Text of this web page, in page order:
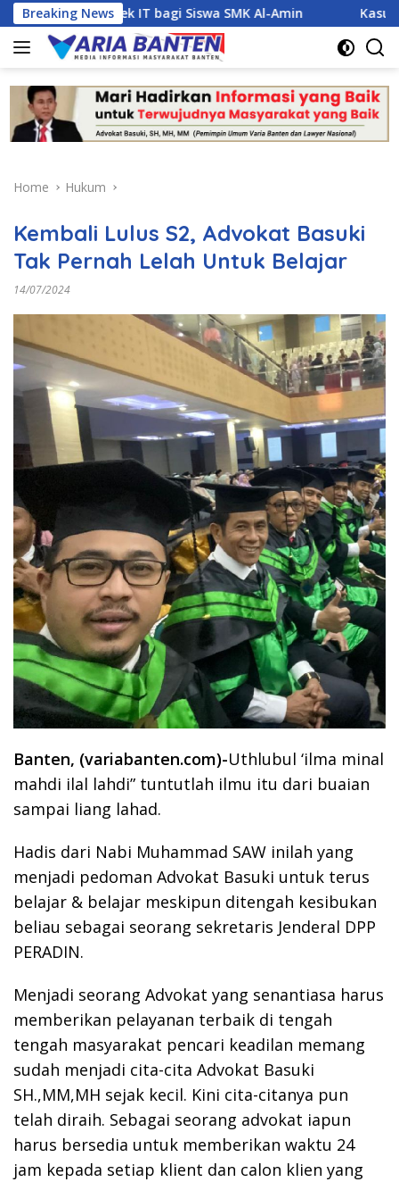
Skip
to
content
Breaking News
IT bagi Siswa SMK Al-Amin Kasus Dugaan
Home Hukum
Kembali Lulus S2, Advokat Basuki
Tak Pernah Lelah Untuk Belajar
14/07/2024
Banten, (variabanten.com)-Uthlubul ‘ilma minal
mahdi ilal lahdi” tuntutlah ilmu itu dari buaian
sampai liang lahad.
Hadis dari Nabi Muhammad SAW inilah yang
menjadi pedoman Advokat Basuki untuk terus
belajar & belajar meskipun ditengah kesibukan
beliau sebagai seorang sekretaris Jenderal DPP
PERADIN.
Menjadi seorang Advokat yang senantiasa harus
memberikan pelayanan terbaik di tengah
tengah masyarakat pencari keadilan memang
sudah menjadi cita-cita Advokat Basuki
SH.,MM,MH sejak kecil. Kini cita-citanya pun
telah diraih. Sebagai seorang advokat iapun
harus bersedia untuk memberikan waktu 24
jam kepada setiap klient dan calon klien yang